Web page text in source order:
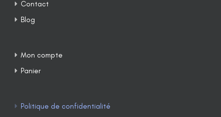
Contact
Blog
Mon compte
Panier
Politique de confidentialité